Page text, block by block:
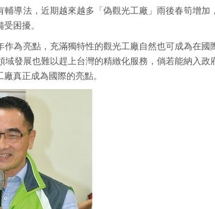
導法，近期越來越多「偽觀光工廠」雨後春筍增加
困擾。
為亮點，充滿獨特性的觀光工廠自然也可成為在國
發展也難以趕上台灣的精緻化服務，倘若能納入政
真正成為國際的亮點。